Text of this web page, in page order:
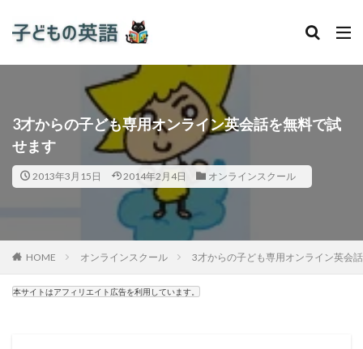
3才からの子ども専用オンライン英会話を無料で試
せます
2013年3月15日 2014年2月4日 オンラインスクール
HOME オンラインスクール 3才からの子ども専用オンライン英会
本サイトはアフィリエイト広告を利用しています。